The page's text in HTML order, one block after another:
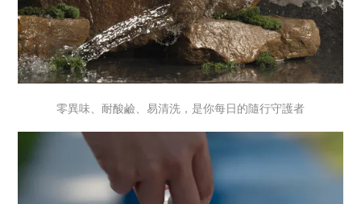
零異味、耐酸鹼、易清洗，是你每日的隨行守護者